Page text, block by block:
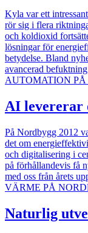
Kyla var ett
rör sig i flera
och koldioxid
lösningar för
betydelse. Bland
avancerad
AUTOMATION
AI levererar
På Nordbygg 2012
det om
och digitalisering i
på förhållandevis få
med oss från årets
VÄRME PÅ
Naturlig